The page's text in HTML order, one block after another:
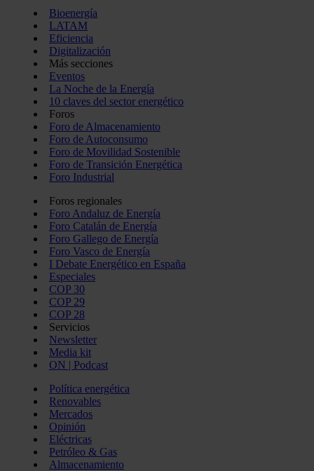
Bioenergía
LATAM
Eficiencia
Digitalización
Más secciones
Eventos
La Noche de la Energía
10 claves del sector energético
Foros
Foro de Almacenamiento
Foro de Autoconsumo
Foro de Movilidad Sostenible
Foro de Transición Energética
Foro Industrial
Foros regionales
Foro Andaluz de Energía
Foro Catalán de Energía
Foro Gallego de Energía
Foro Vasco de Energía
I Debate Energético en España
Especiales
COP 30
COP 29
COP 28
Servicios
Newsletter
Media kit
ON | Podcast
Política energética
Renovables
Mercados
Opinión
Eléctricas
Petróleo & Gas
Almacenamiento